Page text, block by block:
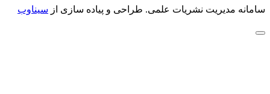
سامانه مدیریت نشریات علمی. طراحی و پیاده سازی از سیناوب